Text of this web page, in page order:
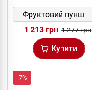
1 213 грн 1 277 грн
Купити
-7%